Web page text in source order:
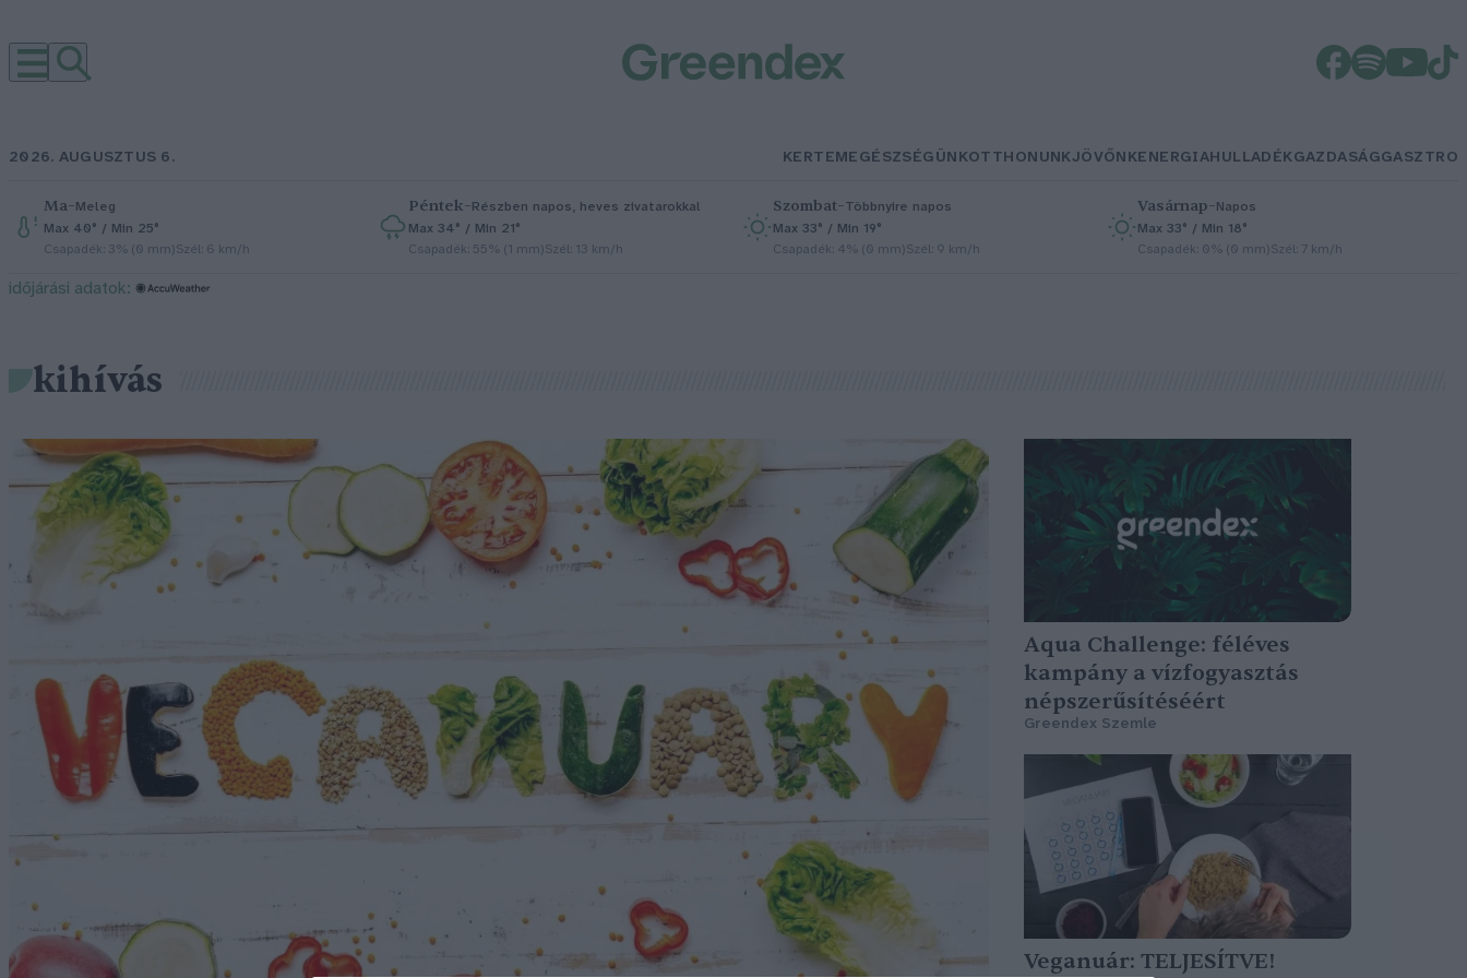
2026. AUGUSZTUS 6. KERTEMEGÉSZSÉGÜNKOTTHONUNKJÖVŐNKENERGIAHULLADÉKGAZDASÁGGASZTRO
Ma–Meleg
Max 40° / Min 25°
Csapadék: 3% (0 mm)Szél: 6 km/h
Péntek–Részben napos, heves zivatarokkal
Max 34° / Min 21°
Csapadék: 55% (1 mm)Szél: 13 km/h
Szombat–Többnyire napos
Max 33° / Min 19°
Csapadék: 4% (0 mm)Szél: 9 km/h
Vasárnap–Napos
Max 33° / Min 18°
Csapadék: 0% (0 mm)Szél: 7 km/h
időjárási adatok:
kihívás
Aqua Challenge: féléves
kampány a vízfogyasztás
népszerűsítéséért
Greendex Szemle
Veganuár: TELJESÍTVE!